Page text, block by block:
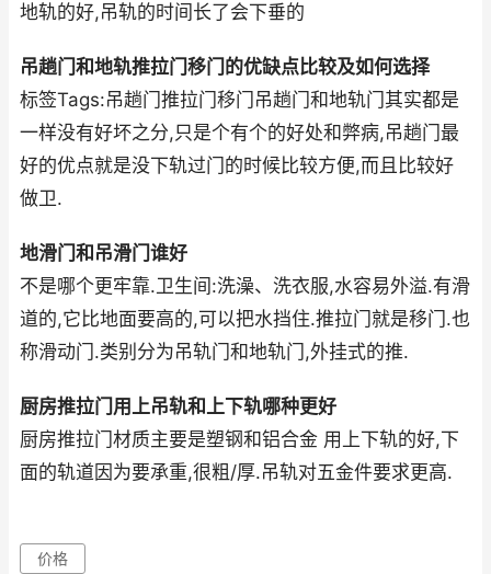
地轨的好,吊轨的时间长了会下垂的
吊趟门和地轨推拉门移门的优缺点比较及如何选择
标签Tags:吊趟门推拉门移门吊趟门和地轨门其实都是
一样没有好坏之分,只是个有个的好处和弊病,吊趟门最
好的优点就是没下轨过门的时候比较方便,而且比较好
做卫.
地滑门和吊滑门谁好
不是哪个更牢靠.卫生间:洗澡、洗衣服,水容易外溢.有滑
道的,它比地面要高的,可以把水挡住.推拉门就是移门.也
称滑动门.类别分为吊轨门和地轨门,外挂式的推.
厨房推拉门用上吊轨和上下轨哪种更好
厨房推拉门材质主要是塑钢和铝合金 用上下轨的好,下
面的轨道因为要承重,很粗/厚.吊轨对五金件要求更高.
价格